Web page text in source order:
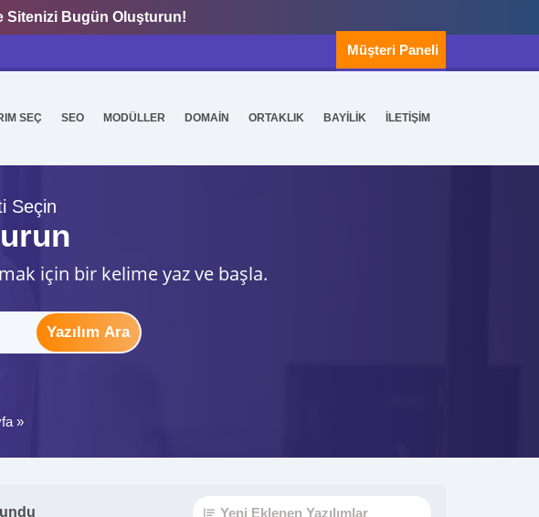
Sitenizi Bugün Oluşturun!
Müşteri Paneli
SEÇ SEO MODÜLLER DOMAİN ORTAKLIK BAYİLİK İLETİŞİM
Seçin
için bir kelime yaz ve başla.
Yazılım Ara
»